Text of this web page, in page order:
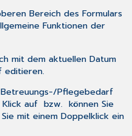
Bereich des Formulars
Funktionen der
mit dem aktuellen Datum
editieren.
Pflegebedarf
auf bzw. können Sie
mit einem Doppelklick ein